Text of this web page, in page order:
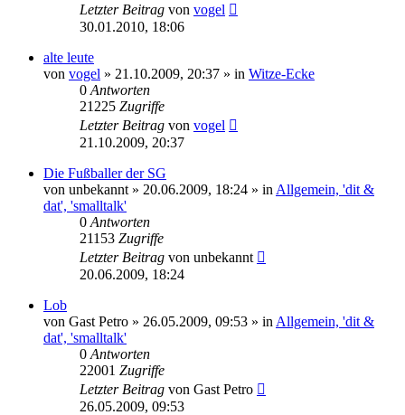
Letzter Beitrag von vogel
30.01.2010, 18:06
alte leute
von vogel » 21.10.2009, 20:37 » in Witze-Ecke
0 Antworten
21225 Zugriffe
Letzter Beitrag von vogel
21.10.2009, 20:37
Die Fußballer der SG
von unbekannt » 20.06.2009, 18:24 » in Allgemein, 'dit &
dat', 'smalltalk'
0 Antworten
21153 Zugriffe
Letzter Beitrag von unbekannt
20.06.2009, 18:24
Lob
von Gast Petro » 26.05.2009, 09:53 » in Allgemein, 'dit &
dat', 'smalltalk'
0 Antworten
22001 Zugriffe
Letzter Beitrag von Gast Petro
26.05.2009, 09:53